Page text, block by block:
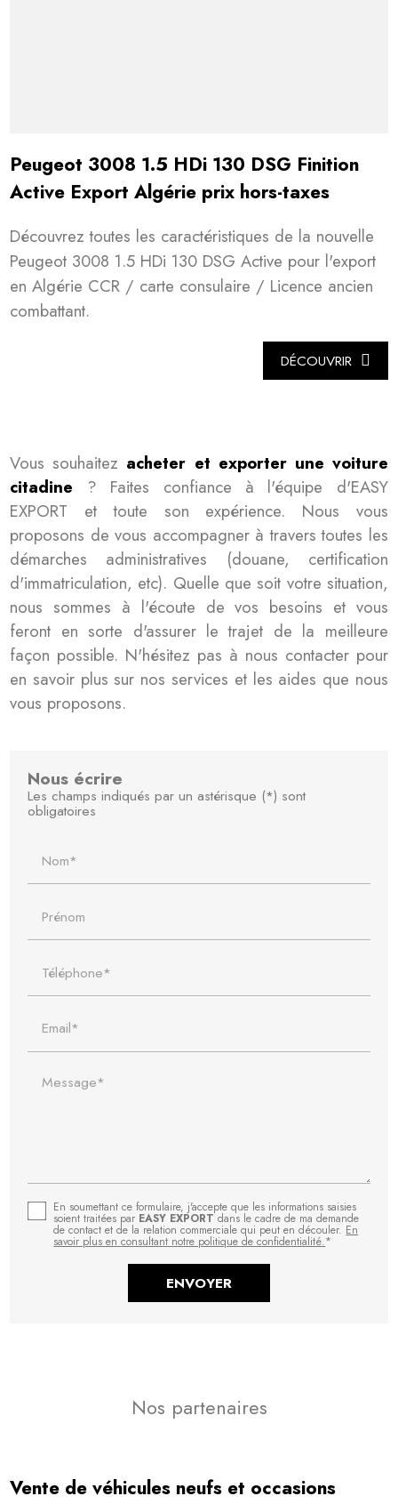
Rechercher
Peugeot 3008 1.5 HDi 130 DSG Finition
Active Export Algérie prix hors-taxes
Découvrez toutes les caractéristiques de la nouvelle
Peugeot 3008 1.5 HDi 130 DSG Active pour l'export
en Algérie CCR / carte consulaire / Licence ancien
combattant.
DÉCOUVRIR
Vous souhaitez acheter et exporter une voiture
citadine ? Faites confiance à l'équipe d'EASY
EXPORT et toute son expérience. Nous vous
proposons de vous accompagner à travers toutes les
démarches administratives (douane, certification
d'immatriculation, etc). Quelle que soit votre situation,
nous sommes à l'écoute de vos besoins et vous
feront en sorte d'assurer le trajet de la meilleure
façon possible. N'hésitez pas à nous contacter pour
en savoir plus sur nos services et les aides que nous
vous proposons.
Nous écrire
Les champs indiqués par un astérisque (*) sont
obligatoires
Nom*
Prénom
Téléphone*
Email*
Message*
En soumettant ce formulaire, j'accepte que les informations saisies
soient traitées par EASY EXPORTdans le cadre de ma demande
de contact et de la relation commerciale qui peut en découler. En
savoir plus en consultant notre politique de confidentialité.*
Nos partenaires
Vente de véhicules neufs et occasions